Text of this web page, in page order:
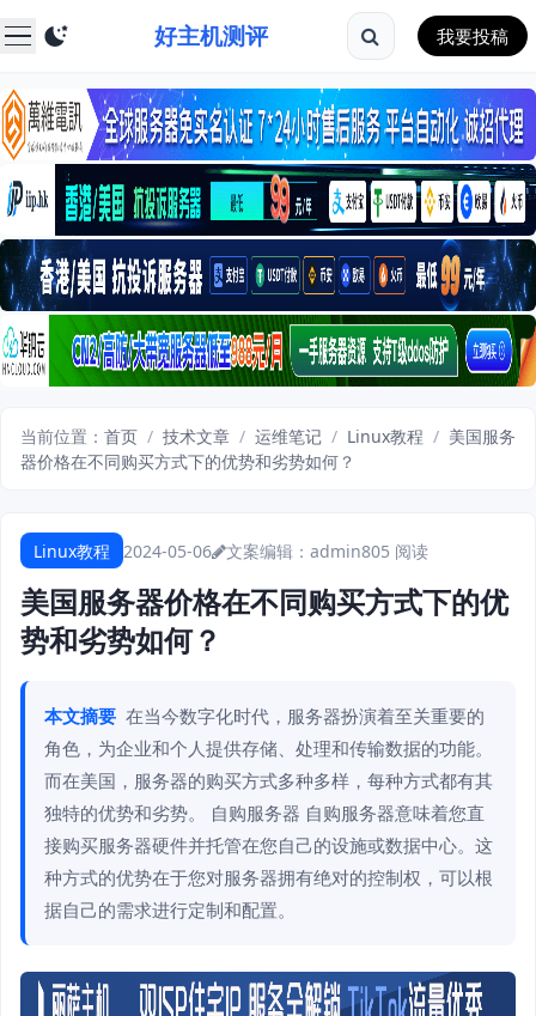
好主机测评 我要投稿
当前位置： 首页 / 技术文章 / 运维笔记 / Linux教程 / 美国服务
器价格在不同购买方式下的优势和劣势如何？
Linux教程 2024-05-06 文案编辑：admin805 阅读
美国服务器价格在不同购买方式下的优
势和劣势如何？
本文摘要 在当今数字化时代，服务器扮演着至关重要的
角色，为企业和个人提供存储、处理和传输数据的功能。
而在美国，服务器的购买方式多种多样，每种方式都有其
独特的优势和劣势。 自购服务器 自购服务器意味着您直
接购买服务器硬件并托管在您自己的设施或数据中心。这
种方式的优势在于您对服务器拥有绝对的控制权，可以根
据自己的需求进行定制和配置。